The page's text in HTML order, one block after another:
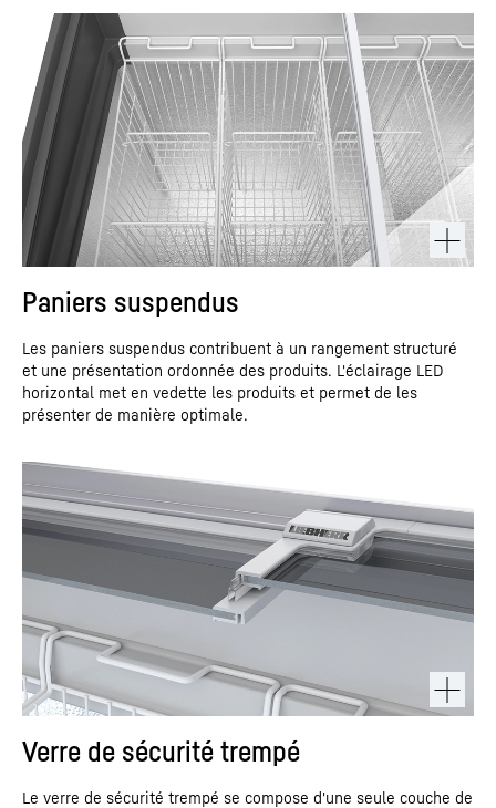
Paniers suspendus
Les paniers suspendus contribuent à un rangement structuré
et une présentation ordonnée des produits. L'éclairage LED
horizontal met en vedette les produits et permet de les
présenter de manière optimale.
Verre de sécurité trempé
Le verre de sécurité trempé se compose d'une seule couche de